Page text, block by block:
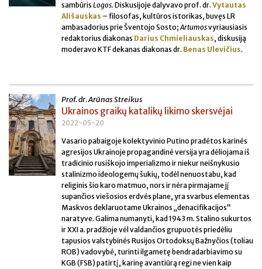
sambūris Logos. Diskusijoje dalyvavo prof. dr. Vytautas
Ališauskas – filosofas, kultūros istorikas, buvęs LR
ambasadorius prie Šventojo Sosto;Artumosvyriausiasis
redaktorius diakonas Darius Chmieliauskas, diskusiją
moderavo KTF dekanas diakonas dr. Benas Ulevičius.
Prof. dr. Arūnas Streikus
Ukrainos graikų katalikų likimo skersvėjai
2022-05-20
Vasario pabaigoje kolektyvinio Putino pradėtos karinės
agresijos Ukrainoje propagandinė versija yra dėliojama iš
tradicinio rusiškojo imperializmo ir niekur neišnykusio
stalinizmo ideologemų šukių, todėl nenuostabu, kad
religinis šio karo matmuo, nors ir nėra pirmajame jį
supančios viešosios erdvės plane, yra svarbus elementas
Maskvos deklaruotame Ukrainos „denacifikacijos“
naratyve. Galima numanyti, kad 1943 m. Stalino sukurtos
ir XXI a. pradžioje vėl valdančios grupuotės priedėliu
tapusios valstybinės Rusijos Ortodoksų Bažnyčios (toliau
ROB) vadovybė, turinti ilgametę bendradarbiavimo su
KGB (FSB) patirtį, karinę avantiūrą regi ne vien kaip